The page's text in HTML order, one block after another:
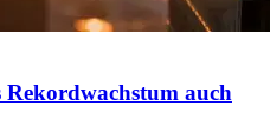
auch